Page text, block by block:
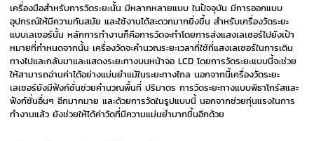
เครื่องมือสำหรับการวัดระยะนั้น มีหลากหลายแบบ ในปัจจุบัน มีการออกแบบ
อุปกรณ์ให้มีความทันสมัย และใช้งานได้สะดวกมากยิ่งขึ้น สำหรับเครื่องวัดระยะ
แบบเลเซอร์นั้น หลักการทำงานก็คือการวัดจะทำโดยการส่งแสงเลเซอร์ไปยังเป้า
หมายที่กำหนดจากนั้น เครื่องวัดจะคำนวณระยะเวลาที่ใช้ที่แสงเลเซอร์ในการเดิน
ทางไปและกลับมาและแสดงระยะทางบนหน้าจอ LCD โดยการวัดระยะแบบนี้จะช่วย
ให้สามารถอ่านค่าได้อย่างแม่นยำแม้ในระยะทางไกล นอกจากนี้เครื่องวัดระยะ
เลเซอร์ยังมีฟังก์ชั่นช่วยคำนวณพื้นที่ ปริมาตร การวัดระยะทางแบบพิธาโกรัสและ
ฟังก์ชั่นอื่นๆ อีกมากมาย และด้วยการวัดในรูปแบบนี้ นอกจากช่วยทุ่นแรงในการ
ทำงานแล้ว ยังช่วยให้ได้ค่าวัดที่มีความแม่นยำมากขึ้นอีกด้วย